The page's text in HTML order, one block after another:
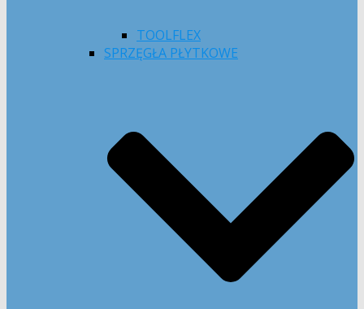
TOOLFLEX
SPRZĘGŁA PŁYTKOWE